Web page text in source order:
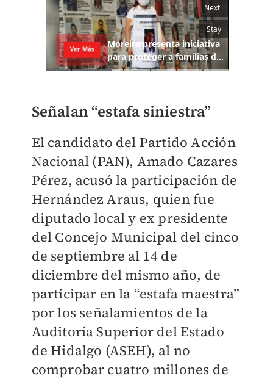
Señalan “estafa siniestra”
El candidato del Partido Acción
Nacional (PAN), Amado Cazares
Pérez, acusó la participación de
Hernández Araus, quien fue
diputado local y ex presidente
del Concejo Municipal del cinco
de septiembre al 14 de
diciembre del mismo año, de
participar en la “estafa maestra”
por los señalamientos de la
Auditoría Superior del Estado
de Hidalgo (ASEH), al no
comprobar cuatro millones de